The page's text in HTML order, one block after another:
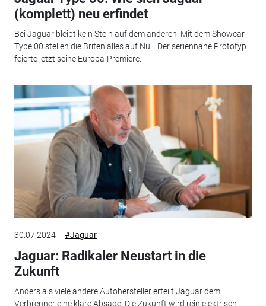
(komplett) neu erfindet
Bei Jaguar bleibt kein Stein auf dem anderen. Mit dem Showcar
Type 00 stellen die Briten alles auf Null. Der seriennahe Prototyp
feierte jetzt seine Europa-Premiere.
30.07.2024 #Jaguar
Jaguar: Radikaler Neustart in die
Zukunft
Anders als viele andere Autohersteller erteilt Jaguar dem
Verbrenner eine klare Absage. Die Zukunft wird rein elektrisch